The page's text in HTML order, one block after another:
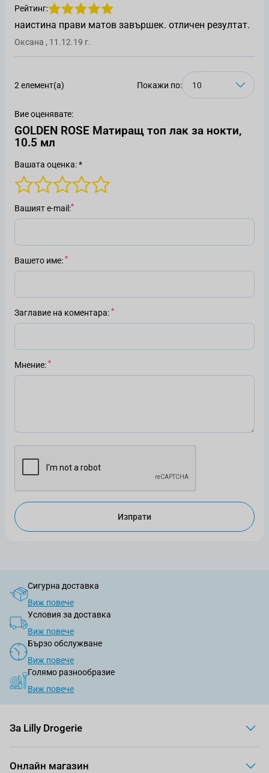
Рейтинг:
наистина прави матов завършек. отличен резултат.
Оценен от
Оксана , 11 декември 2019 г.
11.12.19 г.
2 елемент(а) Покажи по:
Вие оценявате:
GOLDEN ROSE Матиращ топ лак за нокти,
10.5 мл
Вашата оценка: *
Вашият е-mail
Вашето име
Заглавие на коментара
Мнение
Изпрати
Сигурна доставка
Виж повече
Условия за доставка
Виж повече
Бързо обслужване
Виж повече
Голямо разнообразие
Виж повече
За Lilly Drogerie
Онлайн магазин